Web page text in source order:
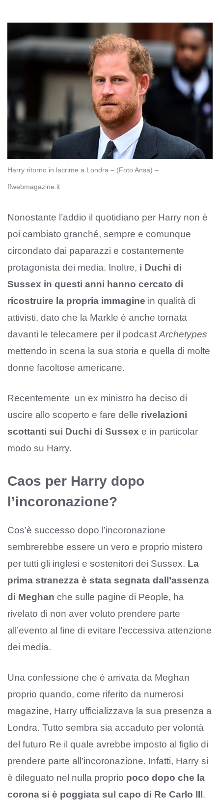
Harry ritorno in lacrime a Londra – (Foto Ansa) –
ffwebmagazine.it
Nonostante l’addio il quotidiano per Harry non è
poi cambiato granché, sempre e comunque
circondato dai paparazzi e costantemente
protagonista dei media. Inoltre, i Duchi di
Sussex in questi anni hanno cercato di
ricostruire la propria immagine in qualità di
attivisti, dato che la Markle è anche tornata
davanti le telecamere per il podcast Archetypes
mettendo in scena la sua storia e quella di molte
donne facoltose americane.
Recentemente un ex ministro ha deciso di
uscire allo scoperto e fare delle rivelazioni
scottanti sui Duchi di Sussex e in particolar
modo su Harry.
Caos per Harry dopo
l’incoronazione?
Cos’è successo dopo l’incoronazione
sembrerebbe essere un vero e proprio mistero
per tutti gli inglesi e sostenitori dei Sussex. La
prima stranezza è stata segnata dall’assenza
di Meghan che sulle pagine di People, ha
rivelato di non aver voluto prendere parte
all’evento al fine di evitare l’eccessiva attenzione
dei media.
Una confessione che è arrivata da Meghan
proprio quando, come riferito da numerosi
magazine, Harry ufficializzava la sua presenza a
Londra. Tutto sembra sia accaduto per volontà
del futuro Re il quale avrebbe imposto al figlio di
prendere parte all’incoronazione. Infatti, Harry si
è dileguato nel nulla proprio poco dopo che la
corona si è poggiata sul capo di Re Carlo III.